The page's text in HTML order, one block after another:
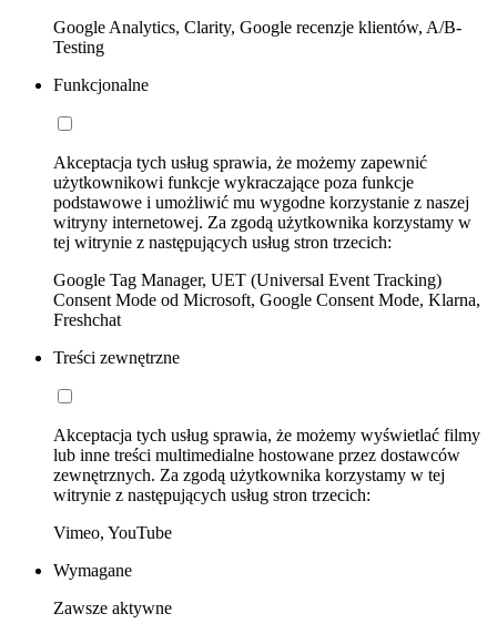
Google Analytics, Clarity, Google recenzje klientów, A/B-
Testing
Funkcjonalne
Akceptacja tych usług sprawia, że możemy zapewnić
użytkownikowi funkcje wykraczające poza funkcje
podstawowe i umożliwić mu wygodne korzystanie z naszej
witryny internetowej. Za zgodą użytkownika korzystamy w
tej witrynie z następujących usług stron trzecich:
Google Tag Manager, UET (Universal Event Tracking)
Consent Mode od Microsoft, Google Consent Mode, Klarna,
Freshchat
Treści zewnętrzne
Akceptacja tych usług sprawia, że możemy wyświetlać filmy
lub inne treści multimedialne hostowane przez dostawców
zewnętrznych. Za zgodą użytkownika korzystamy w tej
witrynie z następujących usług stron trzecich:
Vimeo, YouTube
Wymagane
Zawsze aktywne